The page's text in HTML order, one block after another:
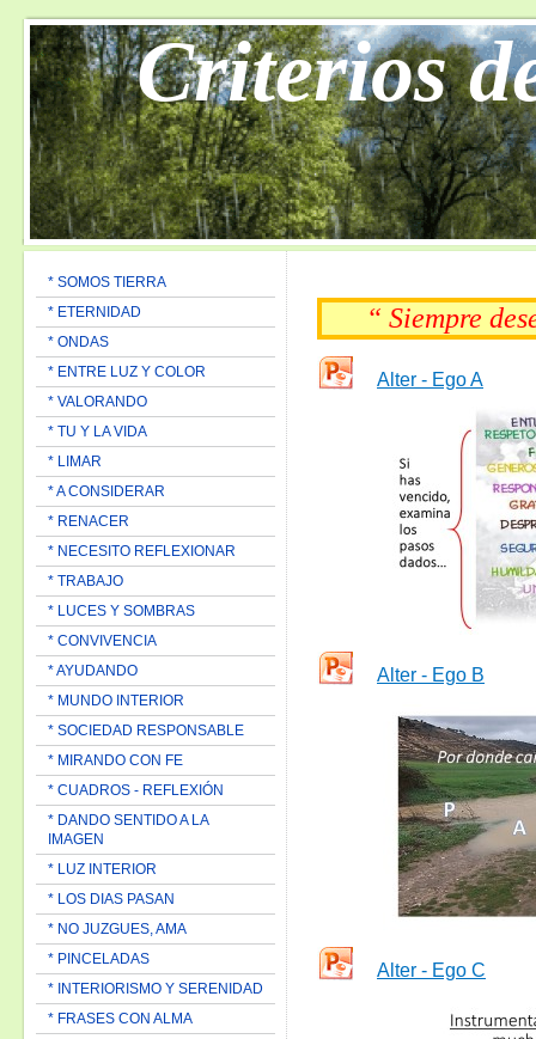
Criterios
* SOMOS TIERRA
* ETERNIDAD
* ONDAS
* ENTRE LUZ Y COLOR
* VALORANDO
* TU Y LA VIDA
* LIMAR
* A CONSIDERAR
* RENACER
* NECESITO REFLEXIONAR
* TRABAJO
* LUCES Y SOMBRAS
* CONVIVENCIA
* AYUDANDO
* MUNDO INTERIOR
* SOCIEDAD RESPONSABLE
* MIRANDO CON FE
* CUADROS - REFLEXIÓN
* DANDO SENTIDO A LA
IMAGEN
* LUZ INTERIOR
* LOS DIAS PASAN
* NO JUZGUES, AMA
* PINCELADAS
* INTERIORISMO Y SERENIDAD
* FRASES CON ALMA
“ Siempre
Alter - Ego A
Alter - Ego B
Alter - Ego C